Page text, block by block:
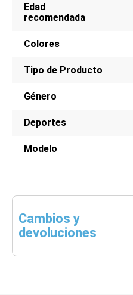
Edad
recomendada
Colores
Tipo de Producto
Género
Deportes
Modelo
Cambios y
devoluciones